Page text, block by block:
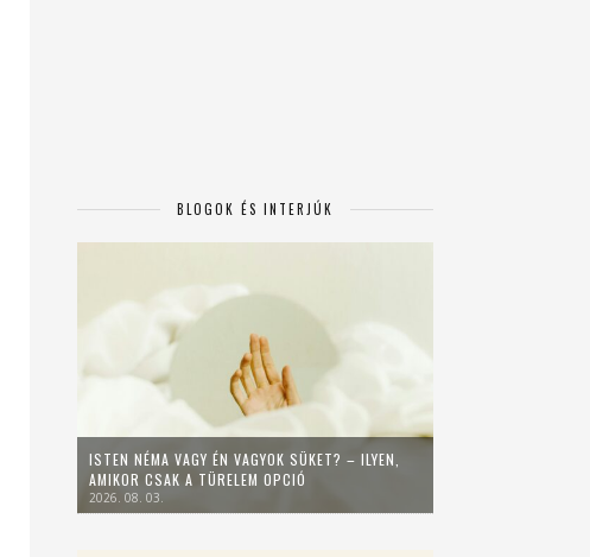
BLOGOK ÉS INTERJÚK
ISTEN NÉMA VAGY ÉN VAGYOK SÜKET? – ILYEN,
AMIKOR CSAK A TÜRELEM OPCIÓ
2026. 08. 03.